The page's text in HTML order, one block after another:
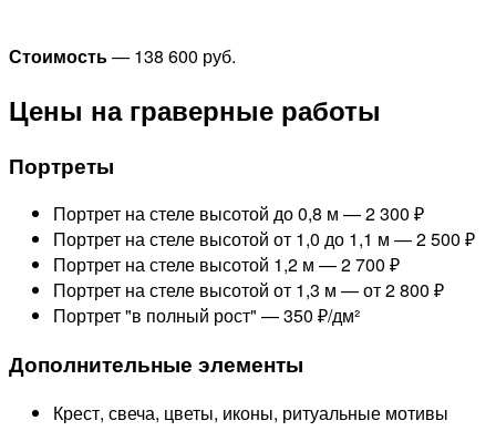
Стоимость— 138 600 руб.
Цены на граверные работы
Портреты
Портрет на стеле высотой до 0,8 м —2 300 ₽
Портрет на стеле высотой от 1,0 до 1,1 м —2 500 ₽
Портрет на стеле высотой 1,2 м —2 700 ₽
Портрет на стеле высотой от 1,3 м —от 2 800 ₽
Портрет "в полный рост" —350 ₽/дм²
Дополнительные элементы
Крест, свеча, цветы, иконы, ритуальные мотивы